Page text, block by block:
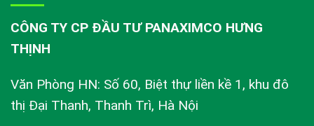
CÔNG TY CP ĐẦU TƯ PANAXIMCO HƯNG
THỊNH
Văn Phòng HN: Số 60, Biệt thự liền kề 1, khu đô
thị Đại Thanh, Thanh Trì, Hà Nội